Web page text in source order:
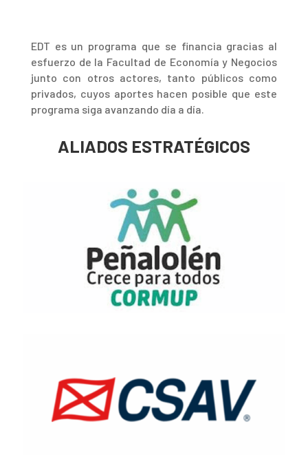
EDT es un programa que se financia gracias al
esfuerzo de la Facultad de Economía y Negocios
junto con otros actores, tanto públicos como
privados, cuyos aportes hacen posible que este
programa siga avanzando día a día.
ALIADOS ESTRATÉGICOS